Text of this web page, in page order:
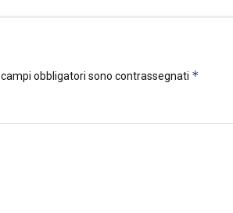
I campi obbligatori sono contrassegnati *